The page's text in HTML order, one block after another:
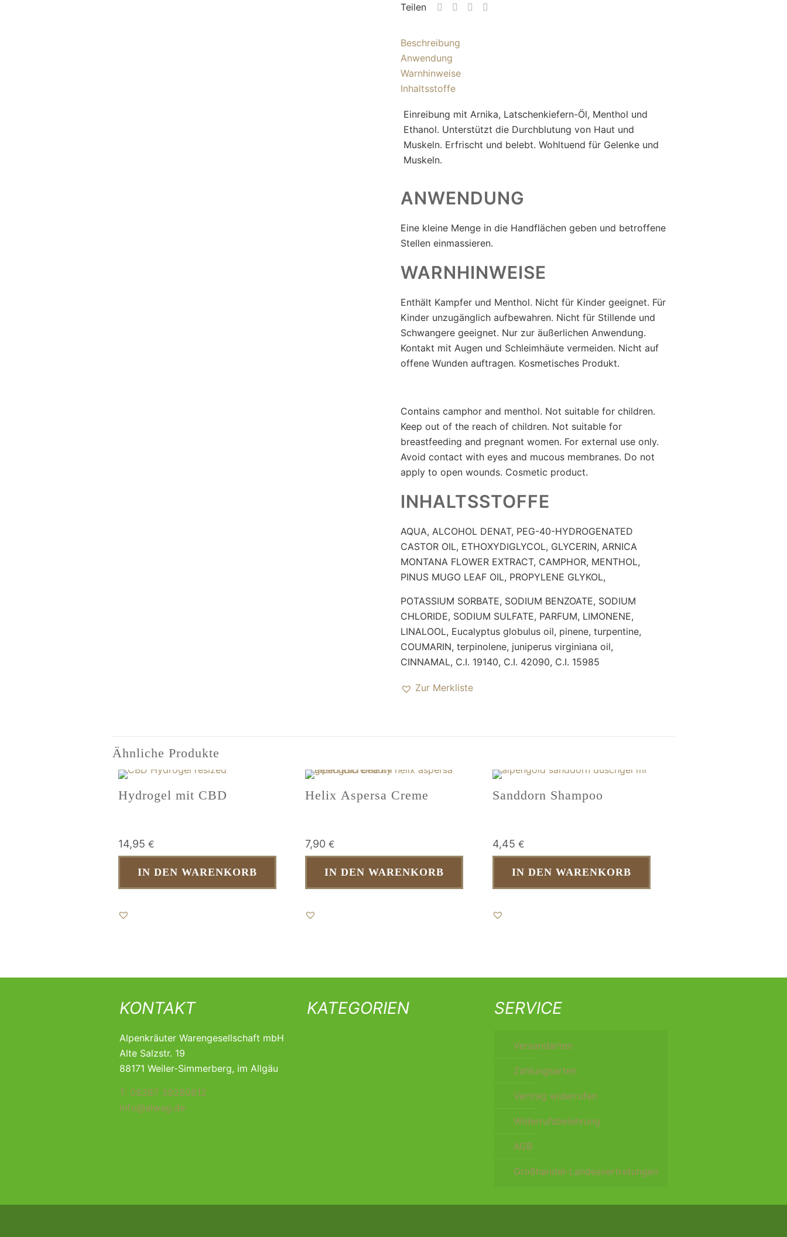
Teilen
Beschreibung
Anwendung
Warnhinweise
Inhaltsstoffe
Einreibung mit Arnika, Latschenkiefern-Öl, Menthol und
Ethanol. Unterstützt die Durchblutung von Haut und
Muskeln. Erfrischt und belebt. Wohltuend für Gelenke und
Muskeln.
ANWENDUNG
Eine kleine Menge in die Handflächen geben und betroffene
Stellen einmassieren.
WARNHINWEISE
Enthält Kampfer und Menthol. Nicht für Kinder geeignet. Für
Kinder unzugänglich aufbewahren. Nicht für Stillende und
Schwangere geeignet. Nur zur äußerlichen Anwendung.
Kontakt mit Augen und Schleimhäute vermeiden. Nicht auf
offene Wunden auftragen. Kosmetisches Produkt.
Contains camphor and menthol. Not suitable for children.
Keep out of the reach of children. Not suitable for
breastfeeding and pregnant women. For external use only.
Avoid contact with eyes and mucous membranes. Do not
apply to open wounds. Cosmetic product.
INHALTSSTOFFE
AQUA, ALCOHOL DENAT, PEG-40-HYDROGENATED
CASTOR OIL, ETHOXYDIGLYCOL, GLYCERIN, ARNICA
MONTANA FLOWER EXTRACT, CAMPHOR, MENTHOL,
PINUS MUGO LEAF OIL, PROPYLENE GLYKOL,
POTASSIUM SORBATE, SODIUM BENZOATE, SODIUM
CHLORIDE, SODIUM SULFATE, PARFUM, LIMONENE,
LINALOOL, Eucalyptus globulus oil, pinene, turpentine,
COUMARIN, terpinolene, juniperus virginiana oil,
CINNAMAL, C.I. 19140, C.I. 42090, C.I. 15985
Zur Merkliste
Ähnliche Produkte
Hydrogel mit CBD
14,95 €
IN DEN WARENKORB
Helix Aspersa Creme
7,90€
IN DEN WARENKORB
Sanddorn Shampoo
4,45 €
IN DEN WARENKORB
KONTAKT
Alpenkräuter Warengesellschaft mbH
Alte Salzstr. 19
88171 Weiler-Simmerberg, im Allgäu
T: 08387 39280812
info@alwag.de
KATEGORIEN SERVICE
Versandarten
Zahlungsarten
Vertrag widerrufen
Widerrufsbelehrung
AGB
Großhandel-Landesvertretungen